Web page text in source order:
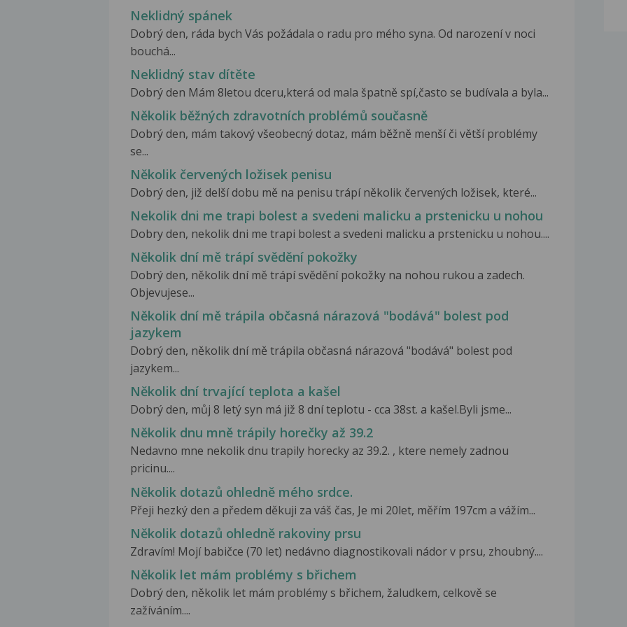
Neklidný spánek
Dobrý den, ráda bych Vás požádala o radu pro mého syna. Od narození v noci
bouchá...
Neklidný stav dítěte
Dobrý den Mám 8letou dceru,která od mala špatně spí,často se budívala a byla...
Několik běžných zdravotních problémů současně
Dobrý den, mám takový všeobecný dotaz, mám běžně menší či větší problémy
se...
Několik červených ložisek penisu
Dobrý den, již delší dobu mě na penisu trápí několik červených ložisek, které...
Nekolik dni me trapi bolest a svedeni malicku a prstenicku u nohou
Dobry den, nekolik dni me trapi bolest a svedeni malicku a prstenicku u nohou....
Několik dní mě trápí svědění pokožky
Dobrý den, několik dní mě trápí svědění pokožky na nohou rukou a zadech.
Objevujese...
Několik dní mě trápila občasná nárazová "bodává" bolest pod
jazykem
Dobrý den, několik dní mě trápila občasná nárazová "bodává" bolest pod
jazykem...
Několik dní trvající teplota a kašel
Dobrý den, můj 8 letý syn má již 8 dní teplotu - cca 38st. a kašel.Byli jsme...
Několik dnu mně trápily horečky až 39.2
Nedavno mne nekolik dnu trapily horecky az 39.2. , ktere nemely zadnou
pricinu....
Několik dotazů ohledně mého srdce.
Přeji hezký den a předem děkuji za váš čas, Je mi 20let, měřím 197cm a vážím...
Několik dotazů ohledně rakoviny prsu
Zdravím! Mojí babičce (70 let) nedávno diagnostikovali nádor v prsu, zhoubný....
Několik let mám problémy s břichem
Dobrý den, několik let mám problémy s břichem, žaludkem, celkově se
zažíváním....